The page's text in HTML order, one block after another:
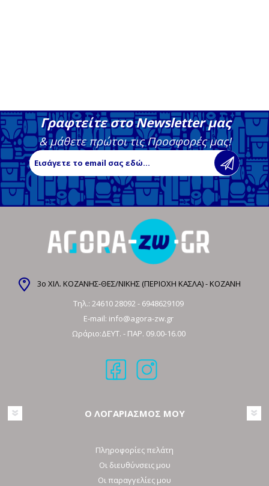
Γραφτείτε στο Newsletter μας
& μάθετε πρώτοι τις Προσφορές μας!
3ο ΧΙΛ. ΚΟΖΑΝΗΣ-ΘΕΣ/ΝΙΚΗΣ (ΠΕΡΙΟΧΗ ΚΑΣΛΑ) - ΚΟΖΑΝΗ
Τηλ.: 24610 28092- 6948629109
E-mail: info@agora-zw.gr
Ωράριο:ΔΕΥΤ. - ΠΑΡ. 09.00-16.00
Ο ΛΟΓΑΡΙΑΣΜΟΣ ΜΟΥ
Πληροφορίες πελάτη
Οι διευθύνσεις μου
Οι παραγγελίες μου